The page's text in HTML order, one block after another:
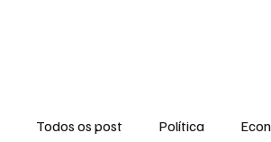
Todos os post Política